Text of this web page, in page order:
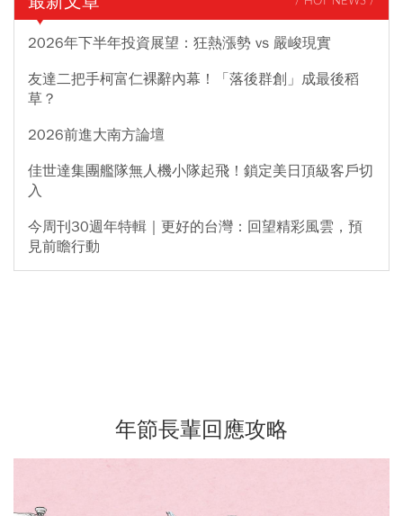
2026年下半年投資展望：狂熱漲勢 vs 嚴峻現實
友達二把手柯富仁裸辭內幕！「落後群創」成最後稻
草？
2026前進大南方論壇
佳世達集團艦隊無人機小隊起飛！鎖定美日頂級客戶切
入
今周刊30週年特輯｜更好的台灣：回望精彩風雲，預
見前瞻行動
年節長輩回應攻略